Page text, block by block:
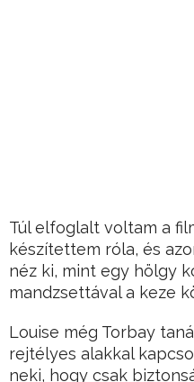
Túl elfoglalt voltam a
készítettem róla, és
néz ki, mint egy hölgy
mandzsettával a keze
Louise még Torbay
rejtélyes alakkal
neki, hogy csak